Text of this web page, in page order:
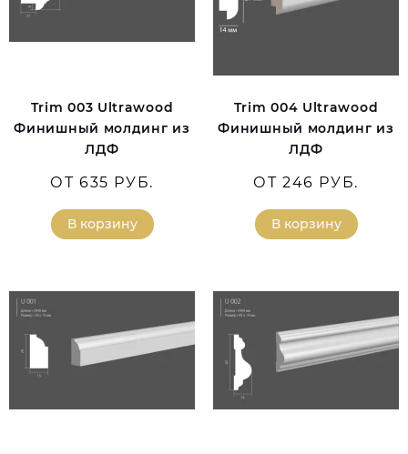
Trim 003 Ultrawood
Финишный молдинг из
ЛДФ
ОТ 635 РУБ.
В корзину
Trim 004 Ultrawood
Финишный молдинг из
ЛДФ
ОТ 246 РУБ.
В корзину